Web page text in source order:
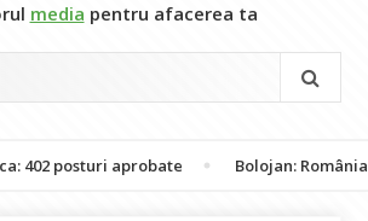
media pentru afacerea ta
aprobate Bolojan: România nu